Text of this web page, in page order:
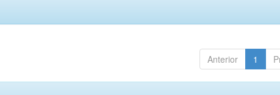
Anterior 1